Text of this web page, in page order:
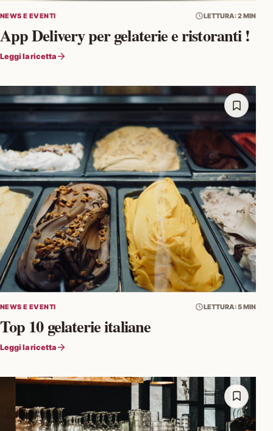
NEWS E EVENTI LETTURA: 2 MIN
App Delivery per gelaterie e ristoranti !
Leggi la ricetta
NEWS E EVENTI LETTURA: 5 MIN
Top 10 gelaterie italiane
Leggi la ricetta